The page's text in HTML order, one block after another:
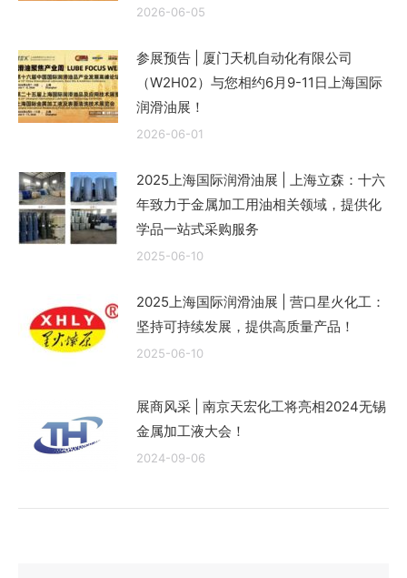
2026-06-05
参展预告 | 厦门天机自动化有限公司
（W2H02）与您相约6月9-11日上海国际
润滑油展！
2026-06-01
2025上海国际润滑油展 | 上海立森：十六
年致力于金属加工用油相关领域，提供化
学品一站式采购服务
2025-06-10
2025上海国际润滑油展 | 营口星火化工：
坚持可持续发展，提供高质量产品！
2025-06-10
展商风采 | 南京天宏化工将亮相2024无锡
金属加工液大会！
2024-09-06